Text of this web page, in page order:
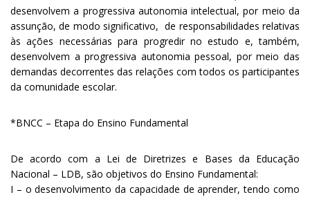
desenvolvem a progressiva autonomia intelectual, por meio da
assunção, de modo significativo, de responsabilidades relativas
às ações necessárias para progredir no estudo e, também,
desenvolvem a progressiva autonomia pessoal, por meio das
demandas decorrentes das relações com todos os participantes
da comunidade escolar.
*BNCC – Etapa do Ensino Fundamental
De acordo com a Lei de Diretrizes e Bases da Educação
Nacional – LDB, são objetivos do Ensino Fundamental:
I – o desenvolvimento da capacidade de aprender, tendo como